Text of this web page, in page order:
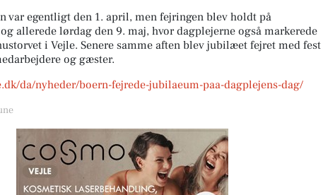
var egentligt den 1. april, men fejringen blev holdt på
allerede lørdag den 9. maj, hvor dagplejerne også markerede
i Vejle. Senere samme aften blev jubilæet fejret med fest
og gæster.
da/nyheder/boern-fejrede-jubilaeum-paa-dagplejens-dag/